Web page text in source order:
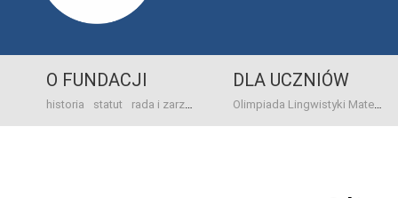
O FUNDACJI
historia statut rada i zarząd dane bankowo-adresowe kontakt
DLA UCZNIÓW
Olimpiada Lingwistyki Matematycznej